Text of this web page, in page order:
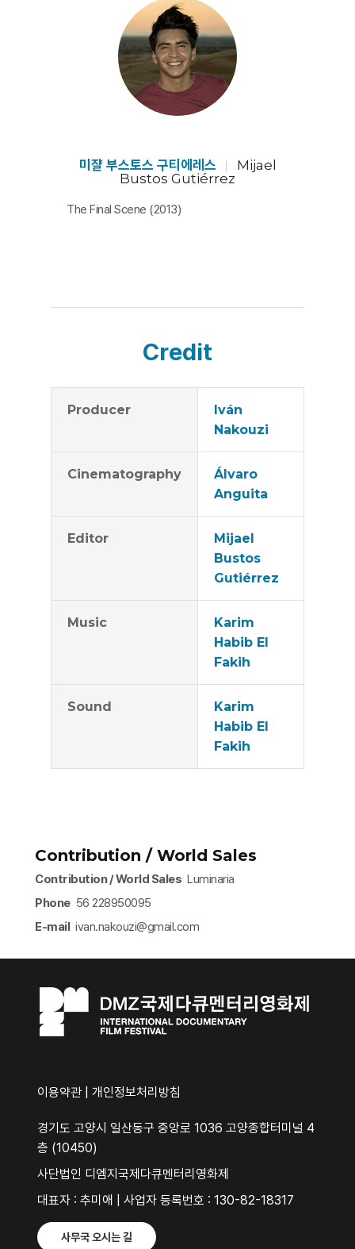
메라와 대상이 친밀하기 때문에 비교적 편하고 자유로운
분위기에서 감독이 담고자 하는 주제에 진실한 시선으로
다가갈 수 있다는 점이다. 조카의 손에 들린 카메라는 한
가족이 직면한 비극적 상황을 격정적 감정이나 수사적 설
명 없이 묵시하듯 지켜본다. 파토스적 분위기를 이끄는 것
담긴 대중 가요이다. 오직 이 대중가요가 할아버지가 느끼
는 혼란과 분열의 상황을 대변할 뿐이다.
통속적 대중 가요처럼 이 가족이 겪는 병마와 죽음도 그렇
큐멘터리는 다수의 영화제에서 소개되어 감동을 줬다. [임
미쟐 부스토스 구티에레스
Mijael
Bustos Gutiérrez
The Final Scene (2013)
Credit
Producer
Iván
Nakouzi
Cinematography
Álvaro
Anguita
Editor
Mijael
Bustos
Gutiérrez
Music
Karim
Habib El
Fakih
Sound
Karim
Habib El
Fakih
Contribution / World Sales
Contribution / World Sales Luminaria
Phone56 228950095
E-mailivan.nakouzi@gmail.com​
이용약관 개인정보처리방침
경기도 고양시 일산동구 중앙로 1036 고양종합터미널 4
층 (10450)
사단법인 디엠지국제다큐멘터리영화제
대표자 : 추미애 | 사업자 등록번호 : 130-82-18317
사무국 오시는 길